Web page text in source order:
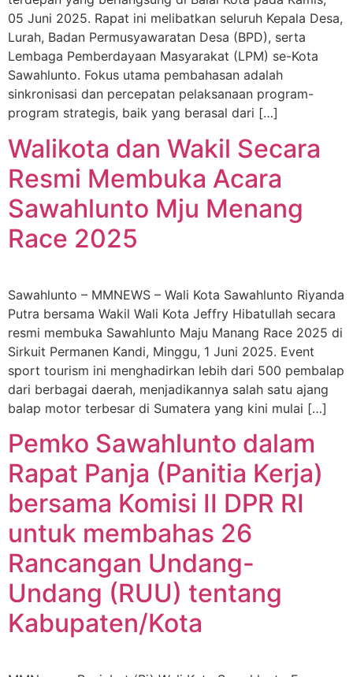
05 Juni 2025. Rapat ini melibatkan seluruh Kepala Desa,
Lurah, Badan Permusyawaratan Desa (BPD), serta
Lembaga Pemberdayaan Masyarakat (LPM) se-Kota
Sawahlunto. Fokus utama pembahasan adalah
sinkronisasi dan percepatan pelaksanaan program-
program strategis, baik yang berasal dari […]
Walikota dan Wakil Secara
Resmi Membuka Acara
Sawahlunto Mju Menang
Race 2025
Sawahlunto – MMNEWS – Wali Kota Sawahlunto Riyanda
Putra bersama Wakil Wali Kota Jeffry Hibatullah secara
resmi membuka Sawahlunto Maju Manang Race 2025 di
Sirkuit Permanen Kandi, Minggu, 1 Juni 2025. Event
sport tourism ini menghadirkan lebih dari 500 pembalap
dari berbagai daerah, menjadikannya salah satu ajang
balap motor terbesar di Sumatera yang kini mulai […]
Pemko Sawahlunto dalam
Rapat Panja (Panitia Kerja)
bersama Komisi II DPR RI
untuk membahas 26
Rancangan Undang-
Undang (RUU) tentang
Kabupaten/Kota